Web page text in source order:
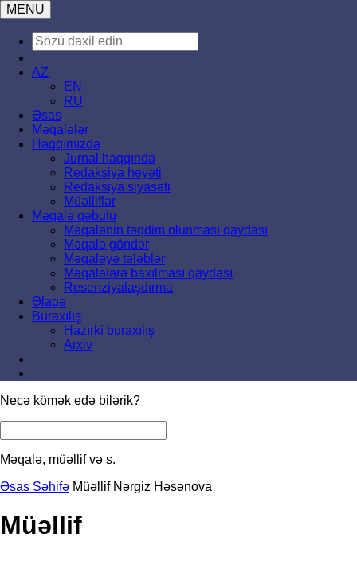
MENU
AZ
EN
RU
Əsas
Məqalələr
Haqqımızda
Jurnal haqqında
Redaksiya heyəti
Redaksiya siyasəti
Müəlliflər
Məqalə qəbulu
Məqalənin təqdim olunması qaydası
Məqalə göndər
Məqaləyə tələblər
Məqalələrə baxılması qaydası
Resenziyalaşdırma
Əlaqə
Buraxılış
Hazırki buraxılış
Arxiv
Necə kömək edə bilərik?
Məqalə, müəllif və s.
Əsas Səhifə Müəllif Nərgiz Həsənova
Müəllif